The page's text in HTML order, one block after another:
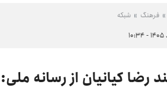
فرهنگ شبکه
رضا کیانیان از رسانه